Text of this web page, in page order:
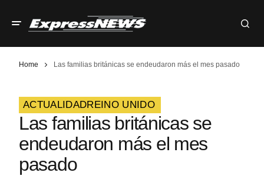
Home Las familias británicas se endeudaron más el mes pasado
ACTUALIDADREINO UNIDO
Las familias británicas se
endeudaron más el mes
pasado